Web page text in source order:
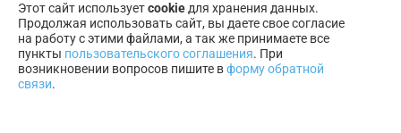
Этот сайт используетcookie для хранения данных.
Продолжая использовать сайт, вы даете свое согласие
на работу с этими файлами, а так же принимаете все
пункты пользовательского соглашения. При
возникновении вопросов пишите вформу обратной
связи.